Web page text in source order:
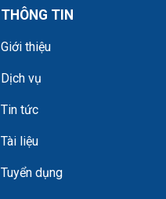
THÔNG TIN
Giới thiệu
Dịch vụ
Tin tức
Tài liệu
Tuyển dụng